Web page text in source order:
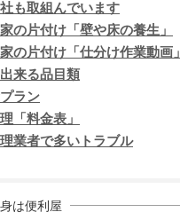
も取組んでいます
の片付け「壁や床の養生」
の片付け「仕分け作業動画」
来る品目類
ラン
「料金表」
業者で多いトラブル
は便利屋